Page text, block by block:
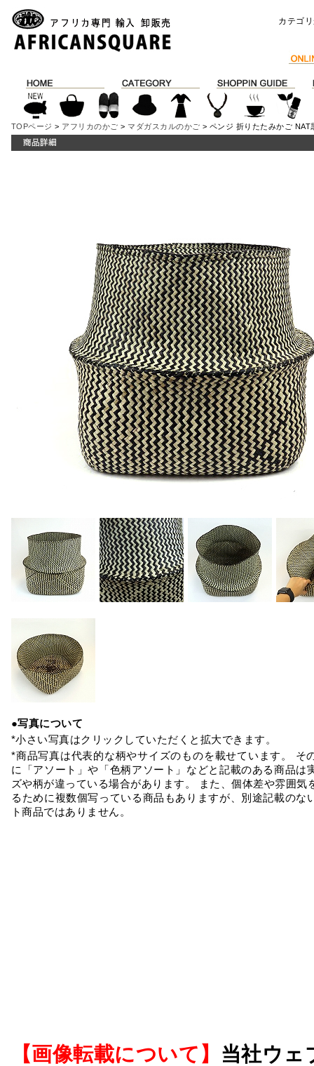
カテゴ
TOPページ > アフリカのかご > マダガスカルのかご > ペンジ 折りたたみかご NAT
●写真について
*小さい写真はクリックしていただくと拡大できます。
*商品写真は代表的な柄やサイズのものを載せています。 そ
に「アソート」や「色柄アソート」などと記載のある商品は
ズや柄が違っている場合があります。 また、個体差や雰囲気
るために複数個写っている商品もありますが、別途記載のな
ト商品ではありません。
【画像転載について】 当社ウェ